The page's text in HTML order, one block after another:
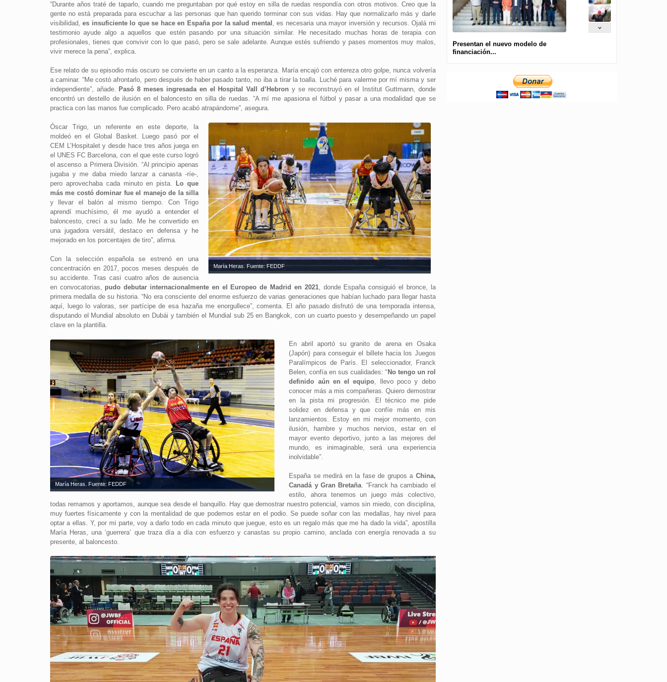
“Durante años traté de taparlo, cuando me preguntaban por qué estoy en silla de ruedas respondía con otros motivos. Creo que la
gente no está preparada para escuchar a las personas que han querido terminar con sus vidas. Hay que normalizarlo más y darle
visibilidad,es insuficiente lo que se hace en España por la salud mental , es necesaria una mayor inversión y recursos. Ojalá mi
testimonio ayude algo a aquellos que estén pasando por una situación similar. He necesitado muchas horas de terapia con
profesionales, tienes que convivir con lo que pasó, pero se sale adelante. Aunque estés sufriendo y pases momentos muy malos,
vivir merece la pena”, explica.
Ese relato de su episodio más oscuro se convierte en un canto a la esperanza. María encajó con entereza otro golpe, nunca volvería
a caminar. “Me costó afrontarlo, pero después de haber pasado tanto, no iba a tirar la toalla. Luché para valerme por mí misma y ser
independiente”, añade. Pasó 8 meses ingresada en el Hospital Vall d’Hebron y se reconstruyó en el Institut Guttmann, donde
encontró un destello de ilusión en el baloncesto en silla de ruedas. “A mí me apasiona el fútbol y pasar a una modalidad que se
practica con las manos fue complicado. Pero acabó atrapándome”, asegura.
María Heras. Fuente: FEDDF
Óscar Trigo, un referente en este deporte, la
moldeó en el Global Basket. Luego pasó por el
CEM L’Hospitalet y desde hace tres años juega en
el UNES FC Barcelona, con el que este curso logró
el ascenso a Primera División. “Al principio apenas
jugaba y me daba miedo lanzar a canasta -ríe-,
pero aprovechaba cada minuto en pista.
Lo que
más me costó dominar fue el manejo de la silla
y llevar el balón al mismo tiempo. Con Trigo
aprendí muchísimo, él me ayudó a entender el
baloncesto, crecí a su lado. Me he convertido en
una jugadora versátil, destaco en defensa y he
mejorado en los porcentajes de tiro”, afirma.
Con la selección española se estrenó en una
concentración en 2017, pocos meses después de
su accidente. Tras casi cuatro años de ausencia
en convocatorias, pudo debutar internacionalmente en el Europeo de Madrid en 2021, donde España consiguió el bronce, la
primera medalla de su historia. “No era consciente del enorme esfuerzo de varias generaciones que habían luchado para llegar hasta
aquí, luego lo valoras, ser partícipe de esa hazaña me enorgullece”, comenta. El año pasado disfrutó de una temporada intensa,
disputando el Mundial absoluto en Dubái y también el Mundial sub 25 en Bangkok, con un cuarto puesto y desempeñando un papel
clave en la plantilla.
María Heras. Fuente: FEDDF
En abril aportó su granito de arena en Osaka
(Japón) para conseguir el billete hacia los Juegos
Paralímpicos de París. El seleccionador, Franck
Belen, confía en sus cualidades: “ No tengo un rol
definido aún en el equipo, llevo poco y debo
conocer más a mis compañeras. Quiero demostrar
en la pista mi progresión. El técnico me pide
solidez en defensa y que confíe más en mis
lanzamientos. Estoy en mi mejor momento, con
ilusión, hambre y muchos nervios, estar en el
mayor evento deportivo, junto a las mejores del
mundo, es inimaginable, será una experiencia
inolvidable”.
España se medirá en la fase de grupos a China,
Canadá y Gran Bretaña. “Franck ha cambiado el
estilo, ahora tenemos un juego más colectivo,
todas remamos y aportamos, aunque sea desde el banquillo. Hay que demostrar nuestro potencial, vamos sin miedo, con disciplina,
muy fuertes físicamente y con la mentalidad de que podemos estar en el podio. Se puede soñar con las medallas, hay nivel para
optar a ellas. Y, por mi parte, voy a darlo todo en cada minuto que juegue, esto es un regalo más que me ha dado la vida”, apostilla
María Heras, una ‘guerrera’ que traza día a día con esfuerzo y canastas su propio camino, anclada con energía renovada a su
presente, al baloncesto.
Presentan el nuevo modelo de
financiación...